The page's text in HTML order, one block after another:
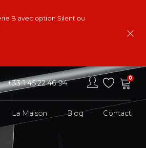
B avec option Silent ou
+33 1 45 22 46 94
0
La Maison Blog Contact